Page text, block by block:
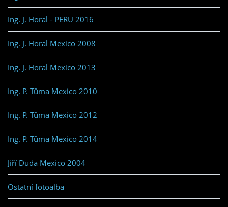
Ing. J. Horal - PERU 2016
Ing. J. Horal Mexico 2008
Ing. J. Horal Mexico 2013
Ing. P. Tůma Mexico 2010
Ing. P. Tůma Mexico 2012
Ing. P. Tůma Mexico 2014
Jiří Duda Mexico 2004
Ostatní fotoalba